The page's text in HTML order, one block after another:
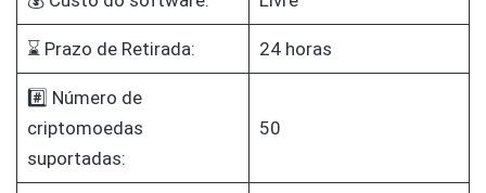
⌛ Prazo de Retirada: 24 horas
#️⃣ Número de
criptomoedas
suportadas:
50